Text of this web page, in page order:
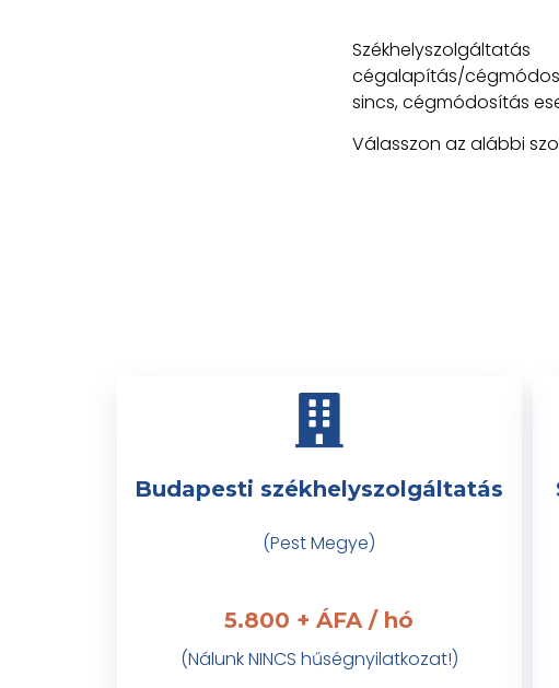
cégalapítás/
sincs, cégmódosítás
Válasszon az alábbi
Budapesti székhelyszolgáltatás
(Pest Megye)
5.800 + ÁFA / hó
(Nálunk NINCS hűségnyilatkozat!)